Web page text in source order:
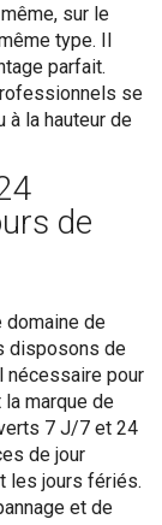
sur le
type. Il
parfait.
se
à la hauteur de
de
de
disposons de
nécessaire pour
marque de
7 J/7 et 24
de jour
les jours fériés.
et de